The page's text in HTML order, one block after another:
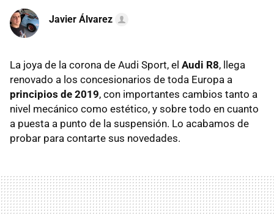
Javier Álvarez
La joya de la corona de Audi Sport, el Audi R8, llega
renovado a los concesionarios de toda Europa a
principios de 2019, con importantes cambios tanto a
nivel mecánico como estético, y sobre todo en cuanto
a puesta a punto de la suspensión. Lo acabamos de
probar para contarte sus novedades.